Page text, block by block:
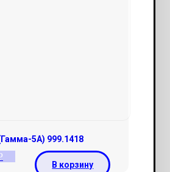
5А) 999.1418
В корзину